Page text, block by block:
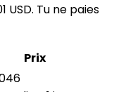
USD. Tu ne paies
Prix